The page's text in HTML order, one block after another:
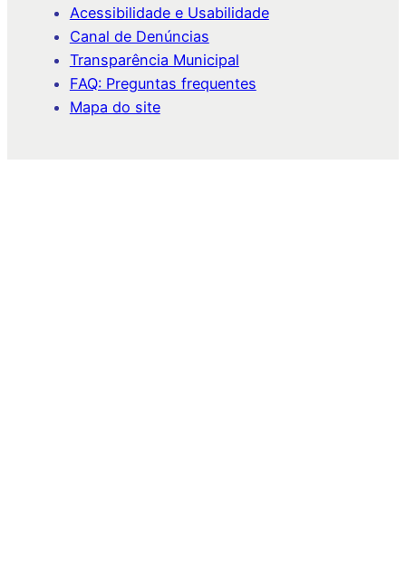
Acessibilidade e Usabilidade
Canal de Denúncias
Transparência Municipal
FAQ: Preguntas frequentes
Mapa do site